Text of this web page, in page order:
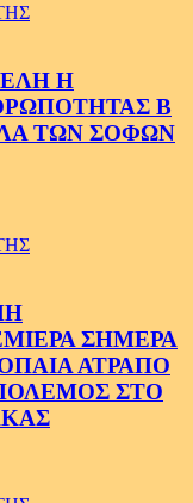
Η
Β
ΤΩΝ ΣΟΦΩΝ
ΣΗΜΕΡΑ
ΑΤΡΑΠΟ
ΣΤΟ